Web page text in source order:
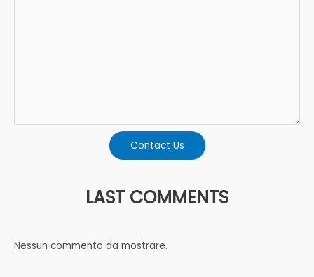
Contact Us
LAST COMMENTS
Nessun commento da mostrare.